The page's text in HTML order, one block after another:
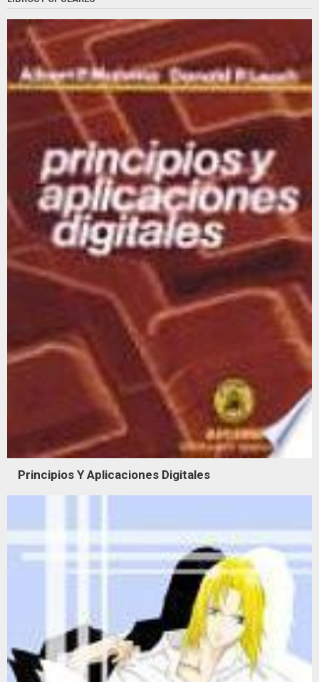
Principios Y Aplicaciones Digitales